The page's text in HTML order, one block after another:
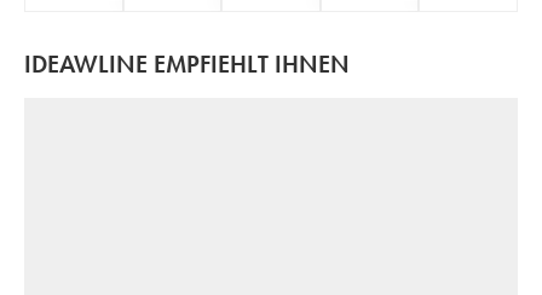
IDEAWLINE EMPFIEHLT IHNEN